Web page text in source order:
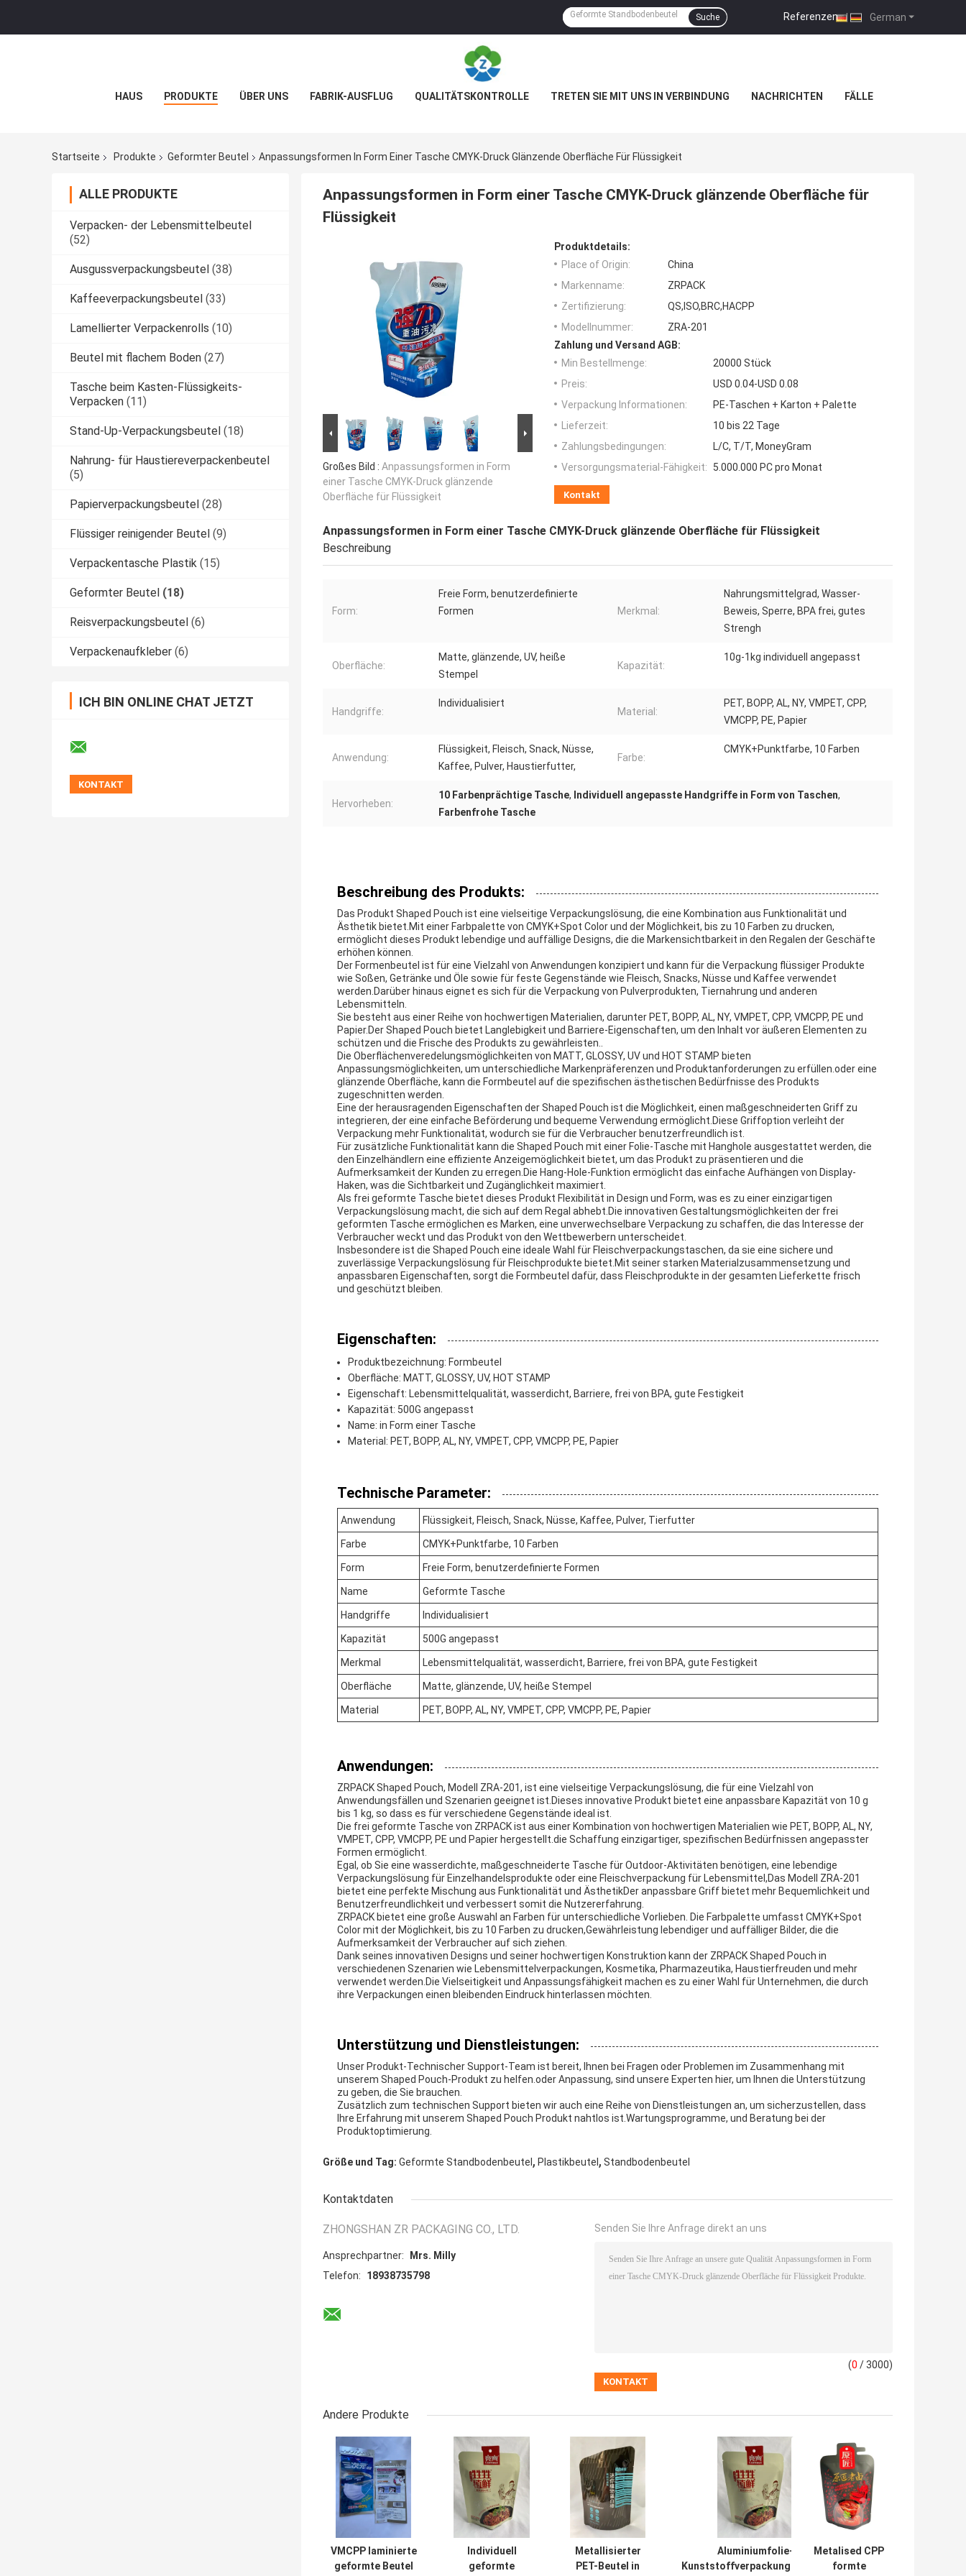
German
Referenzen |
Suche
HAUS PRODUKTE ÜBER UNS FABRIK-AUSFLUG QUALITÄTSKONTROLLE TRETEN SIE MIT UNS IN VERBINDUNG NACHRICHTEN FÄLLE
Startseite Produkte Geformter Beutel Anpassungsformen In Form Einer Tasche CMYK-Druck Glänzende Oberfläche Für Flüssigkeit
ALLE PRODUKTE
Verpacken- der Lebensmittelbeutel
(52)
Ausgussverpackungsbeutel (38)
Kaffeeverpackungsbeutel (33)
Lamellierter Verpackenrolls (10)
Beutel mit flachem Boden (27)
Tasche beim Kasten-Flüssigkeits-
Verpacken (11)
Stand-Up-Verpackungsbeutel (18)
Nahrung- für Haustiereverpackenbeutel
(5)
Papierverpackungsbeutel (28)
Flüssiger reinigender Beutel (9)
Verpackentasche Plastik (15)
Geformter Beutel (18)
Reisverpackungsbeutel (6)
Verpackenaufkleber (6)
ICH BIN ONLINE CHAT JETZT
Anpassungsformen in Form einer Tasche CMYK-Druck glänzende Oberfläche für
Flüssigkeit
Großes Bild : Anpassungsformen in Form
einer Tasche CMYK-Druck glänzende
Oberfläche für Flüssigkeit
Produktdetails:
Place of Origin:
China
Markenname:
ZRPACK
Zertifizierung:
QS,ISO,BRC,HACPP
Modellnummer:
ZRA-201
Zahlung und Versand AGB:
Min Bestellmenge:
20000 Stück
Preis:
USD 0.04-USD 0.08
Verpackung Informationen:
PE-Taschen + Karton + Palette
Lieferzeit:
10 bis 22 Tage
Zahlungsbedingungen:
L/C, T/T, MoneyGram
Versorgungsmaterial-Fähigkeit:
5.000.000 PC pro Monat
Kontakt
Anpassungsformen in Form einer Tasche CMYK-Druck glänzende Oberfläche für Flüssigkeit
Beschreibung
Form:
Freie Form, benutzerdefinierte
Formen
Merkmal:
Nahrungsmittelgrad, Wasser-
Beweis, Sperre, BPA frei, gutes
Strengh
Oberfläche:
Matte, glänzende, UV, heiße
Stempel
Kapazität:
10g-1kg individuell angepasst
Handgriffe:
Individualisiert
Material:
PET, BOPP, AL, NY, VMPET, CPP,
VMCPP, PE, Papier
Anwendung:
Flüssigkeit, Fleisch, Snack, Nüsse,
Kaffee, Pulver, Haustierfutter,
Farbe:
CMYK+Punktfarbe, 10 Farben
Hervorheben:
10 Farbenprächtige Tasche, Individuell angepasste Handgriffe in Form von Taschen,
Farbenfrohe Tasche
Beschreibung des Produkts:
Das Produkt Shaped Pouch ist eine vielseitige Verpackungslösung, die eine Kombination aus Funktionalität und
Ästhetik bietet.Mit einer Farbpalette von CMYK+Spot Color und der Möglichkeit, bis zu 10 Farben zu drucken,
ermöglicht dieses Produkt lebendige und auffällige Designs, die die Markensichtbarkeit in den Regalen der Geschäfte
erhöhen können.
Der Formenbeutel ist für eine Vielzahl von Anwendungen konzipiert und kann für die Verpackung flüssiger Produkte
wie Soßen, Getränke und Öle sowie für feste Gegenstände wie Fleisch, Snacks, Nüsse und Kaffee verwendet
werden.Darüber hinaus eignet es sich für die Verpackung von Pulverprodukten, Tiernahrung und anderen
Lebensmitteln.
Sie besteht aus einer Reihe von hochwertigen Materialien, darunter PET, BOPP, AL, NY, VMPET, CPP, VMCPP, PE und
Papier.Der Shaped Pouch bietet Langlebigkeit und Barriere-Eigenschaften, um den Inhalt vor äußeren Elementen zu
schützen und die Frische des Produkts zu gewährleisten..
Die Oberflächenveredelungsmöglichkeiten von MATT, GLOSSY, UV und HOT STAMP bieten
Anpassungsmöglichkeiten, um unterschiedliche Markenpräferenzen und Produktanforderungen zu erfüllen.oder eine
glänzende Oberfläche, kann die Formbeutel auf die spezifischen ästhetischen Bedürfnisse des Produkts
zugeschnitten werden.
Eine der herausragenden Eigenschaften der Shaped Pouch ist die Möglichkeit, einen maßgeschneiderten Griff zu
integrieren, der eine einfache Beförderung und bequeme Verwendung ermöglicht.Diese Griffoption verleiht der
Verpackung mehr Funktionalität, wodurch sie für die Verbraucher benutzerfreundlich ist.
Für zusätzliche Funktionalität kann die Shaped Pouch mit einer Folie-Tasche mit Hanghole ausgestattet werden, die
den Einzelhändlern eine effiziente Anzeigemöglichkeit bietet, um das Produkt zu präsentieren und die
Aufmerksamkeit der Kunden zu erregen.Die Hang-Hole-Funktion ermöglicht das einfache Aufhängen von Display-
Haken, was die Sichtbarkeit und Zugänglichkeit maximiert.
Als frei geformte Tasche bietet dieses Produkt Flexibilität in Design und Form, was es zu einer einzigartigen
Verpackungslösung macht, die sich auf dem Regal abhebt.Die innovativen Gestaltungsmöglichkeiten der frei
geformten Tasche ermöglichen es Marken, eine unverwechselbare Verpackung zu schaffen, die das Interesse der
Verbraucher weckt und das Produkt von den Wettbewerbern unterscheidet.
Insbesondere ist die Shaped Pouch eine ideale Wahl für Fleischverpackungstaschen, da sie eine sichere und
zuverlässige Verpackungslösung für Fleischprodukte bietet.Mit seiner starken Materialzusammensetzung und
anpassbaren Eigenschaften, sorgt die Formbeutel dafür, dass Fleischprodukte in der gesamten Lieferkette frisch
und geschützt bleiben.
Eigenschaften:
Produktbezeichnung: Formbeutel
Oberfläche: MATT, GLOSSY, UV, HOT STAMP
Eigenschaft: Lebensmittelqualität, wasserdicht, Barriere, frei von BPA, gute Festigkeit
Kapazität: 500G angepasst
Name: in Form einer Tasche
Material: PET, BOPP, AL, NY, VMPET, CPP, VMCPP, PE, Papier
Technische Parameter:
Anwendung Flüssigkeit, Fleisch, Snack, Nüsse, Kaffee, Pulver, Tierfutter
Farbe CMYK+Punktfarbe, 10 Farben
Form Freie Form, benutzerdefinierte Formen
Name Geformte Tasche
Handgriffe Individualisiert
Kapazität 500G angepasst
Merkmal Lebensmittelqualität, wasserdicht, Barriere, frei von BPA, gute Festigkeit
Oberfläche Matte, glänzende, UV, heiße Stempel
Material PET, BOPP, AL, NY, VMPET, CPP, VMCPP, PE, Papier
Anwendungen:
ZRPACK Shaped Pouch, Modell ZRA-201, ist eine vielseitige Verpackungslösung, die für eine Vielzahl von
Anwendungsfällen und Szenarien geeignet ist.Dieses innovative Produkt bietet eine anpassbare Kapazität von 10 g
bis 1 kg, so dass es für verschiedene Gegenstände ideal ist.
Die frei geformte Tasche von ZRPACK ist aus einer Kombination von hochwertigen Materialien wie PET, BOPP, AL, NY,
VMPET, CPP, VMCPP, PE und Papier hergestellt.die Schaffung einzigartiger, spezifischen Bedürfnissen angepasster
Formen ermöglicht.
Egal, ob Sie eine wasserdichte, maßgeschneiderte Tasche für Outdoor-Aktivitäten benötigen, eine lebendige
Verpackungslösung für Einzelhandelsprodukte oder eine Fleischverpackung für Lebensmittel,Das Modell ZRA-201
bietet eine perfekte Mischung aus Funktionalität und ÄsthetikDer anpassbare Griff bietet mehr Bequemlichkeit und
Benutzerfreundlichkeit und verbessert somit die Nutzererfahrung.
ZRPACK bietet eine große Auswahl an Farben für unterschiedliche Vorlieben. Die Farbpalette umfasst CMYK+Spot
Color mit der Möglichkeit, bis zu 10 Farben zu drucken,Gewährleistung lebendiger und auffälliger Bilder, die die
Aufmerksamkeit der Verbraucher auf sich ziehen.
Dank seines innovativen Designs und seiner hochwertigen Konstruktion kann der ZRPACK Shaped Pouch in
verschiedenen Szenarien wie Lebensmittelverpackungen, Kosmetika, Pharmazeutika, Haustierfreuden und mehr
verwendet werden.Die Vielseitigkeit und Anpassungsfähigkeit machen es zu einer Wahl für Unternehmen, die durch
ihre Verpackungen einen bleibenden Eindruck hinterlassen möchten.
Unterstützung und Dienstleistungen:
Unser Produkt-Technischer Support-Team ist bereit, Ihnen bei Fragen oder Problemen im Zusammenhang mit
unserem Shaped Pouch-Produkt zu helfen.oder Anpassung, sind unsere Experten hier, um Ihnen die Unterstützung
zu geben, die Sie brauchen.
Zusätzlich zum technischen Support bieten wir auch eine Reihe von Dienstleistungen an, um sicherzustellen, dass
Ihre Erfahrung mit unserem Shaped Pouch Produkt nahtlos ist.Wartungsprogramme, und Beratung bei der
Produktoptimierung.
Größe und Tag: Geformte Standbodenbeutel , Plastikbeutel , Standbodenbeutel
Kontaktdaten
ZHONGSHAN ZR PACKAGING CO., LTD.
Ansprechpartner:
Mrs. Milly
Telefon:
18938735798
Senden Sie Ihre Anfrage direkt an uns
(0 / 3000)
Andere Produkte
VMCPP laminierte
geformte Beutel
Individuell
geformte
Metallisierter
PET-Beutel in
Aluminiumfolie-
Kunststoffverpackungsbeutel,
Metalised CPP
formte